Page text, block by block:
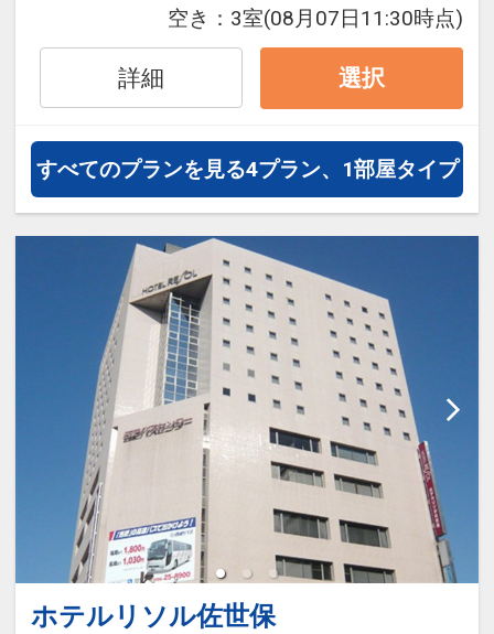
フライトと宿泊を自由に組み合わせ
できるダイナミックパッケージだか
ら、一都市滞在はもちろん周遊旅行
にも最適！
旅行期間中の1泊だけの宿泊や延
泊・飛び泊なども自由自在です。
JALマイレージ会員の方にはフライ
トマイルが50%貯まります。
空き： 3室(08月07日11:30時点)
詳細 選択
すべてのプランを見る4プラン、1部屋タイプ
ホテルリソル佐世保